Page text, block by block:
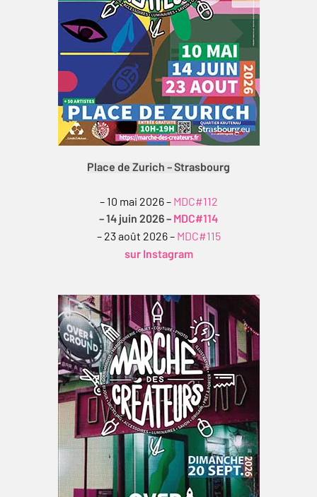
Place de Zurich – Strasbourg
– 10 mai 2026 – MDC#112
– 14 juin 2026 – MDC#114
– 23 août 2026 – MDC#115
sur Instagram